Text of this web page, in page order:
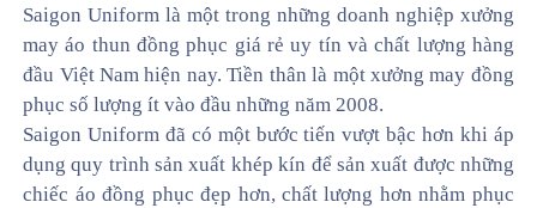
Saigon Uniform là một trong những doanh nghiệp xưởng
may áo thun đồng phục giá rẻ uy tín và chất lượng hàng
đầu Việt Nam hiện nay. Tiền thân là một xưởng may đồng
phục số lượng ít vào đầu những năm 2008.
Saigon Uniform đã có một bước tiến vượt bậc hơn khi áp
dụng quy trình sản xuất khép kín để sản xuất được những
chiếc áo đồng phục đẹp hơn, chất lượng hơn nhằm phục